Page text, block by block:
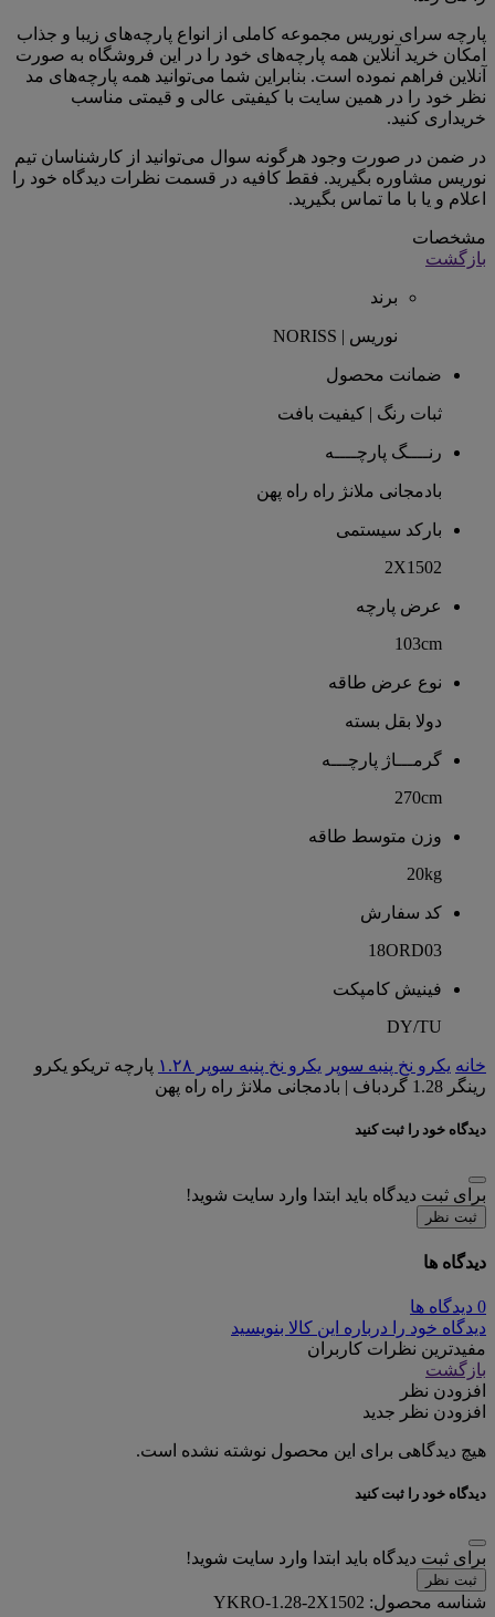
پارچه سرای نوریس مجموعه کاملی از انواع پارچه‌های زیبا و جذاب
امکان خرید آنلاین همه پارچه‌های خود را در این فروشگاه به صورت
آنلاین فراهم نموده است. بنابراین شما می‌توانید همه پارچه‌های مد
نظر خود را در همین سایت با کیفیتی عالی و قیمتی مناسب
خریداری کنید.
در ضمن در صورت وجود هرگونه سوال می‌توانید از کارشناسان تیم
نوریس مشاوره بگیرید. فقط کافیه در قسمت نظرات دیدگاه خود را
اعلام و یا با ما تماس بگیرید.
مشخصات
بازگشت
برند
نوریس | NORISS
ضمانت محصول
ثبات رنگ | کیفیت بافت
رنــــگ پارچــــه
بادمجانی ملانژ راه راه پهن
بارکد سیستمی
2X1502
عرض پارچه
103cm
نوع عرض طاقه
دولا بقل بسته
گرمـــاژ پارچـــه
270cm
وزن متوسط طاقه
20kg
کد سفارش
18ORD03
فینیش کامپکت
DY/TU
خانه یکرو نخ پنبه سوپر یکرو نخ پنبه سوپر ۱.۲۸
پارچه تریکو یکرو
رینگر 1.28 گردباف | بادمجانی ملانژ راه راه پهن
دیدگاه خود را ثبت کنید
برای ثبت دیدگاه باید ابتدا وارد سایت شوید!
ثبت نظر
دیدگاه ها
0 دیدگاه ها
دیدگاه خود را درباره این کالا بنویسید
مفیدترین نظرات کاربران
بازگشت
افزودن نظر
افزودن نظر جدید
هیچ دیدگاهی برای این محصول نوشته نشده است.
دیدگاه خود را ثبت کنید
برای ثبت دیدگاه باید ابتدا وارد سایت شوید!
ثبت نظر
شناسه محصول: YKRO-1.28-2X1502